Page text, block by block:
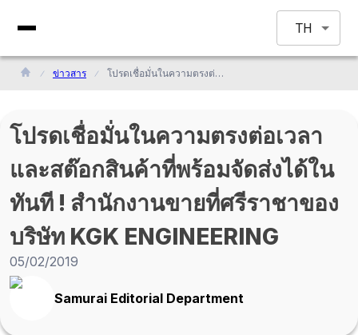
TH
ข่าวสาร โปรดเชื่อมั่นในความตรงต่อเวลาและสต๊อกสินค้าที่พร้อมจัดส่งได้ในทันที ! สำนักงานขายที่ศรีราชาของบริษัท KGK ENGINEERING
โปรดเชื่อมั่นในความตรงต่อเวลา
และสต๊อกสินค้าที่พร้อมจัดส่งได้ใน
ทันที ! สำนักงานขายที่ศรีราชาของ
บริษัท KGK ENGINEERING
05/02/2019
Samurai Editorial Department